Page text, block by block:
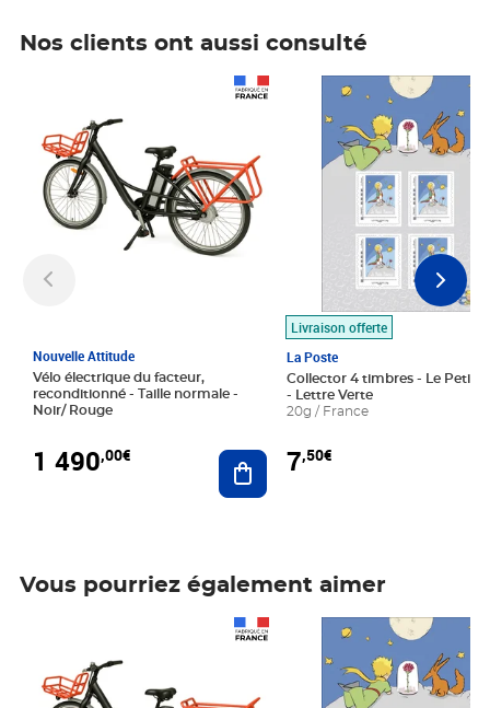
Nos clients ont aussi consulté
Nouvelle Attitude
Vélo électrique du facteur,
reconditionné - Taille normale -
Noir/ Rouge
1 490,00€ Ajouter au panier
Livraison offerte
La Poste
Collector 4 timbres - Le Petit
- Lettre Verte
20g / France
7,50€
Prix 7,50€
Vous pourriez également aimer
Prix 7,50€